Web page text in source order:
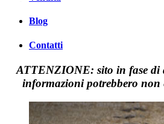
Blog
Contatti
ATTENZIONE: sito in fase di
informazioni potrebbero non